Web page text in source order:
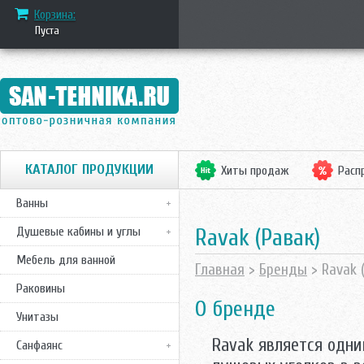
Корзина:
Пуста
КАТАЛОГ ПРОДУКЦИИ
Ванны
Душевые кабины и углы
Мебель для ванной
Раковины
Унитазы
Санфаянс
Хиты продаж
Ravak (Равак)
Главная > Бренды > Ravak
О бренде
Ravak является